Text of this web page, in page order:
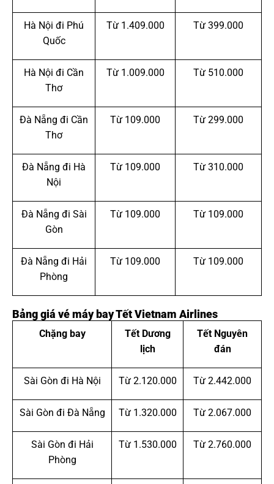
Hà Nội đi Phú
Quốc
Từ 1.409.000 Từ 399.000
Hà Nội đi Cần
Thơ
Từ 1.009.000 Từ 510.000
Đà Nẵng đi Cần
Thơ
Từ 109.000 Từ 299.000
Đà Nẵng đi Hà
Nội
Từ 109.000 Từ 310.000
Đà Nẵng đi Sài
Gòn
Từ 109.000 Từ 109.000
Đà Nẵng đi Hải
Phòng
Từ 109.000 Từ 109.000
Bảng giá vé máy bay Tết Vietnam Airlines
Chặng bay
Tết Dương
lịch
Tết Nguyên
đán
Sài Gòn đi Hà Nội Từ 2.120.000 Từ 2.442.000
Sài Gòn đi Đà Nẵng Từ 1.320.000 Từ 2.067.000
Sài Gòn đi Hải
Phòng
Từ 1.530.000 Từ 2.760.000